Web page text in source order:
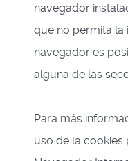
navegador
que no permita la
navegador es
alguna de las
Para más
uso de la cookies